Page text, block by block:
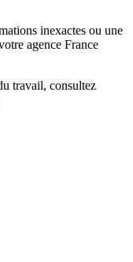
inexactes ou une
agence France
travail, consultez